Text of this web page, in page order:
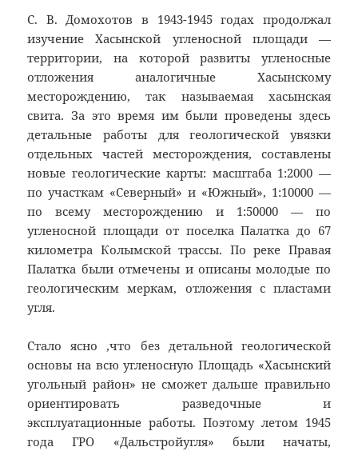
С. В. Домохотов в 1943-1945 годах продолжал
изучение Хасынской угленосной площади —
территории, на которой развиты угленосные
отложения аналогичные Хасынскому
месторождению, так называемая хасынская
свита. За это время им были проведены здесь
детальные работы для геологической увязки
отдельных частей месторождения, составлены
новые геологические карты: масштаба 1:2000 —
по участкам «Северный» и «Южный», 1:10000 —
по всему месторождению и 1:50000 — по
угленосной площади от поселка Палатка до 67
километра Колымской трассы. По реке Правая
Палатка были отмечены и описаны молодые по
геологическим меркам, отложения с пластами
угля.
Стало ясно ,что без детальной геологической
основы на всю угленосную Площадь «Хасынский
угольный район» не сможет дальше правильно
ориентировать разведочные и
эксплуатационные работы. Поэтому летом 1945
года ГРО «Дальстройугля» были начаты,